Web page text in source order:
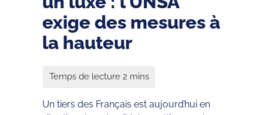
exige des mesures à
la hauteur
Un tiers des Français est aujourd’hui en